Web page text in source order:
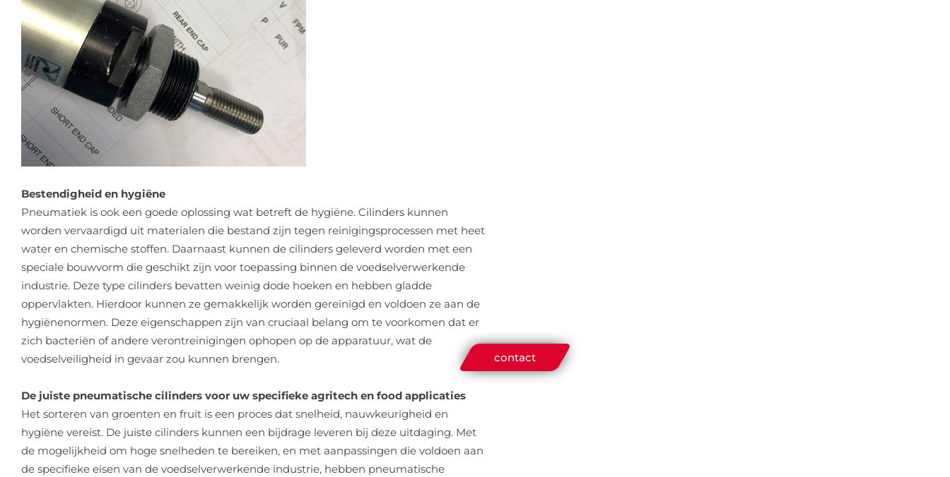
contact
Bestendigheid en hygiëne
Pneumatiek is ook een goede oplossing wat betreft de hygiëne. Cilinders kunnen
worden vervaardigd uit materialen die bestand zijn tegen reinigingsprocessen met heet
water en chemische stoffen. Daarnaast kunnen de cilinders geleverd worden met een
speciale bouwvorm die geschikt zijn voor toepassing binnen de voedselverwerkende
industrie. Deze type cilinders bevatten weinig dode hoeken en hebben gladde
oppervlakten. Hierdoor kunnen ze gemakkelijk worden gereinigd en voldoen ze aan de
hygiënenormen. Deze eigenschappen zijn van cruciaal belang om te voorkomen dat er
zich bacteriën of andere verontreinigingen ophopen op de apparatuur, wat de
voedselveiligheid in gevaar zou kunnen brengen.
De juiste pneumatische cilinders voor uw specifieke agritech en food applicaties
Het sorteren van groenten en fruit is een proces dat snelheid, nauwkeurigheid en
hygiëne vereist. De juiste cilinders kunnen een bijdrage leveren bij deze uitdaging. Met
de mogelijkheid om hoge snelheden te bereiken, en met aanpassingen die voldoen aan
de specifieke eisen van de voedselverwerkende industrie, hebben pneumatische